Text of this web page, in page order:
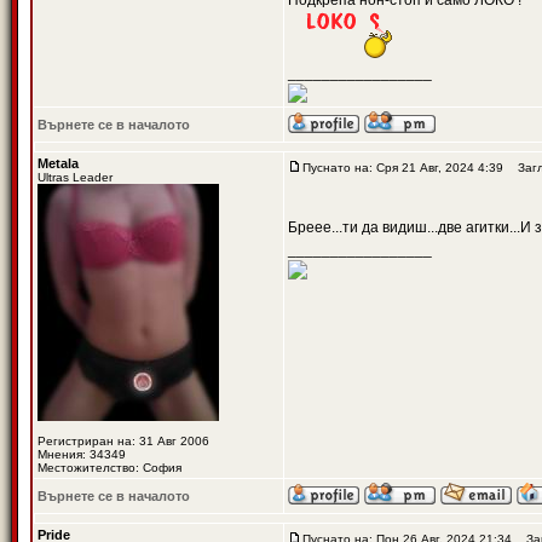
Върнете се в началото
Metala
Ultras Leader
Регистриран на: 31 Авг 2006
Мнения: 34349
Местожителство: София
Пуснато на: Сря 21 Авг, 2024 4:39
Бреее...ти да видиш...две агитки...И
Върнете се в началото
Pride Пуснато на: Пон 26 Авг, 2024 21:34